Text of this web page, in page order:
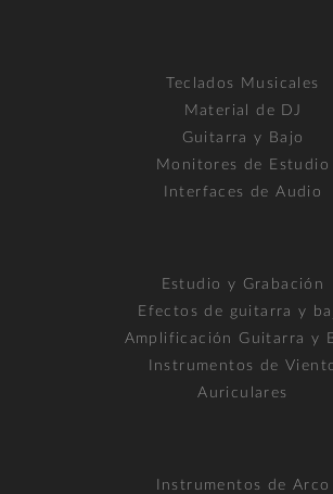
Teclados Musicales
Material de DJ
Guitarra y Bajo
Monitores de Estudio
Interfaces de Audio
Estudio y Grabación
Efectos de guitarra y
Amplificación Guitarra y
Instrumentos de
Auriculares
Instrumentos de Arco